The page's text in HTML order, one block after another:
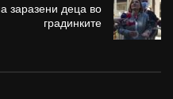
заразени деца во
градинките